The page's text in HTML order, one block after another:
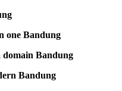
one Bandung
domain Bandung
Bandung